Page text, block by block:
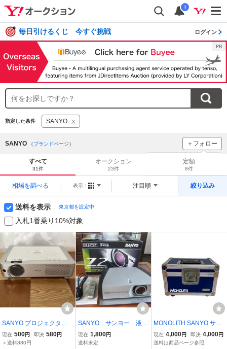
i
毎日引けるくじ 今すぐ挑戦 ログイン
指定した条件 SANYO
SANYO （ブランドページ） ＋フォロー
ブランドをフォロー
をチェック！
すべて
31件
オークション
23件
定額
8件
相場を調べる 表示： 注目順 絞り込み
送料を表示 東京都を設定中
入札1番乗り10%対象
SANYO プロジェクター L
P-XU73 動作品 本体＋電
源ケーブル付
現在 500円 即決 580円
＋送料880円
SANYO サンヨー 液晶
プロジェクター LP-Z2
ジャンク扱い
現在 1,800円
送料未定
MONOLITH SANYO サン
ヨー LNS-T02(4.6-6.0) プ
ロジェクター用ズームレ
現在 4,000円 即決 4,000円
送料は商品ページ参照